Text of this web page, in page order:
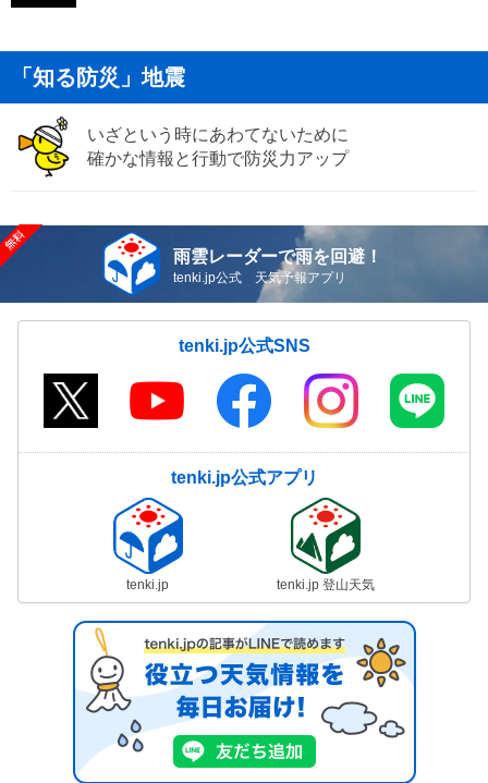
「知る防災」地震
いざという時にあわてないために
確かな情報と行動で防災力アップ
雨雲レーダーで雨を回避！
tenki.jp公式 天気予報アプリ
tenki.jp公式SNS
tenki.jp公式アプリ
tenki.jp tenki.jp 登山天気